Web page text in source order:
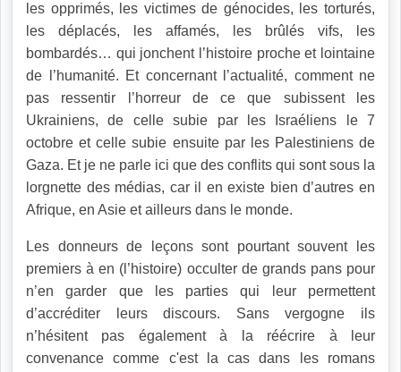
les opprimés, les victimes de génocides, les torturés,
les déplacés, les affamés, les brûlés vifs, les
bombardés… qui jonchent l’histoire proche et lointaine
de l’humanité. Et concernant l’actualité, comment ne
pas ressentir l’horreur de ce que subissent les
Ukrainiens, de celle subie par les Israéliens le 7
octobre et celle subie ensuite par les Palestiniens de
Gaza. Et je ne parle ici que des conflits qui sont sous la
lorgnette des médias, car il en existe bien d’autres en
Afrique, en Asie et ailleurs dans le monde.
Les donneurs de leçons sont pourtant souvent les
premiers à en (l’histoire) occulter de grands pans pour
n’en garder que les parties qui leur permettent
d’accréditer leurs discours. Sans vergogne ils
n’hésitent pas également à la réécrire à leur
convenance comme c'est la cas dans les romans